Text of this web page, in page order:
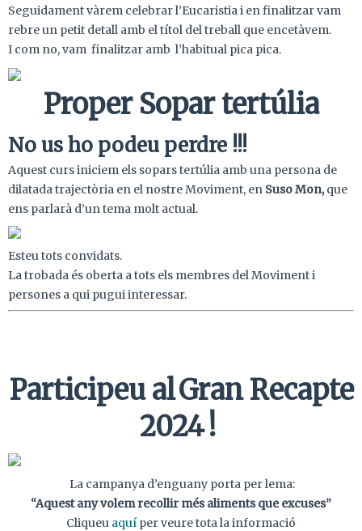
Seguidament vàrem celebrar l’Eucaristia i en finalitzar vam
rebre un petit detall amb el títol del treball que encetàvem.
I com no, vam finalitzar amb l’habitual pica pica.
Proper Sopar tertúlia
No us ho podeu perdre !!!
Aquest curs iniciem els sopars tertúlia amb una persona de
dilatada trajectòria en el nostre Moviment, en Suso Mon, que
ens parlarà d’un tema molt actual.
Esteu tots convidats.
La trobada és oberta a tots els membres del Moviment i
persones a qui pugui interessar.
Participeu al Gran Recapte
2024 !
La campanya d’enguany porta per lema:
“Aquest any volem recollir més aliments que excuses”
Cliqueu aquí per veure tota la informació